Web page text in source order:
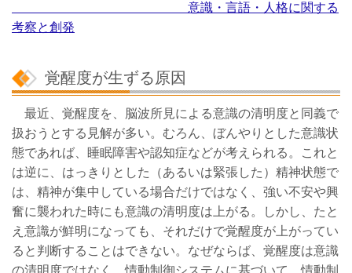
意識・言語・人格に関する
考察と創発
覚醒度が生ずる原因
最近、覚醒度を、脳波所見による意識の清明度と同義で
扱おうとする見解が多い。むろん、ぼんやりとした意識状
態であれば、睡眠障害や認知症などが考えられる。これと
は逆に、はっきりとした（あるいは緊張した）精神状態で
は、精神が集中している場合だけではなく、強い不安や興
奮に襲われた時にも意識の清明度は上がる。しかし、たと
え意識が鮮明になっても、それだけで覚醒度が上がってい
ると判断することはできない。なぜならば、覚醒度は意識
の清明度ではなく、情動制御システムに基づいて、情動制